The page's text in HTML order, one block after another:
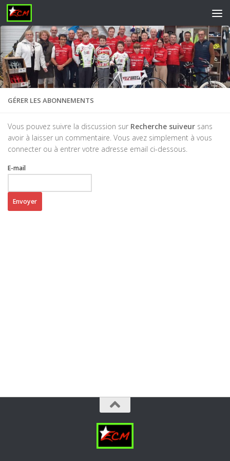
Skip to content
GÉRER LES ABONNEMENTS
Vous pouvez suivre la discussion sur Recherche suiveur sans
avoir à laisser un commentaire. Vous avez simplement à vous
connecter ou à entrer votre adresse email ci-dessous.
E-mail